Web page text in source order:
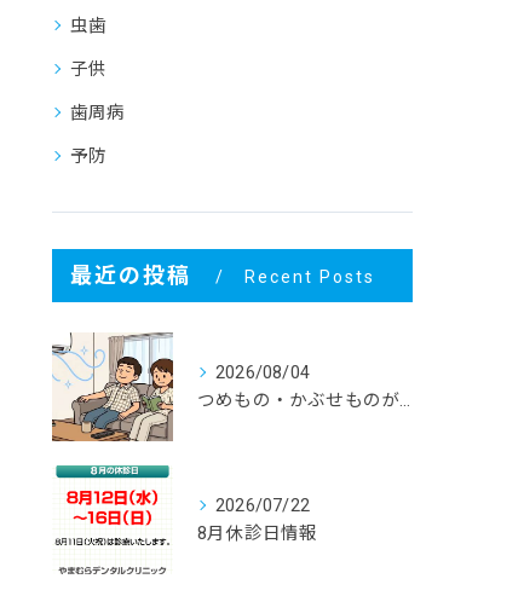
虫歯
子供
歯周病
予防
最近の投稿 Recent Posts
2026/08/04
つめもの・かぶせものが外れる！ その寿命と原因は？
2026/07/22
8月休診日情報